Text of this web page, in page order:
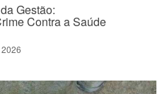
Gestão:
Contra a Saúde